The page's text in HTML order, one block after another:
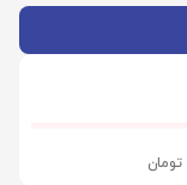
تومان